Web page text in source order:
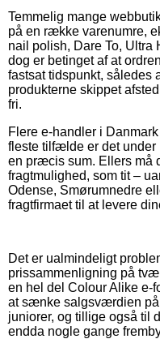
Temmelig mange
på en række varenumre,
nail polish, Dare To, Ultra
dog er betinget af at
fastsat tidspunkt, således
produkterne skippet
fri.
Flere e-handler i
fleste tilfælde er det under
en præcis sum. Ellers må
fragtmulighed, som tit –
Odense, Smørumnedre
fragtfirmaet til at levere
Det er ualmindeligt
prissammenligning på
en hel del Colour Alike e-
at sænke salgsværdien på
juniorer, og tillige også til
endda nogle gange